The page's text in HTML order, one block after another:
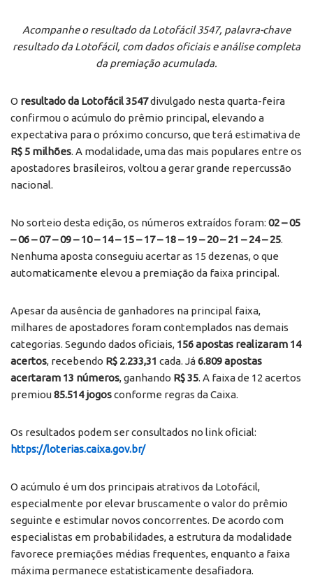
Acompanhe o resultado da Lotofácil 3547, palavra-chave
resultado da Lotofácil, com dados oficiais e análise completa
da premiação acumulada.
O resultado da Lotofácil 3547divulgado nesta quarta-feira
confirmou o acúmulo do prêmio principal, elevando a
expectativa para o próximo concurso, que terá estimativa de
R$ 5 milhões. A modalidade, uma das mais populares entre os
apostadores brasileiros, voltou a gerar grande repercussão
nacional.
No sorteio desta edição, os números extraídos foram: 02 – 05
– 06 – 07 – 09 – 10 – 14 – 15 – 17 – 18 – 19 – 20 – 21 – 24 – 25.
Nenhuma aposta conseguiu acertar as 15 dezenas, o que
automaticamente elevou a premiação da faixa principal.
Apesar da ausência de ganhadores na principal faixa,
milhares de apostadores foram contemplados nas demais
categorias. Segundo dados oficiais, 156 apostas realizaram 14
acertos, recebendo R$ 2.233,31 cada. Já6.809 apostas
acertaram 13 números, ganhando R$ 35. A faixa de 12 acertos
premiou85.514 jogosconforme regras da Caixa.
Os resultados podem ser consultados no link oficial:
https://loterias.caixa.gov.br/
O acúmulo é um dos principais atrativos da Lotofácil,
especialmente por elevar bruscamente o valor do prêmio
seguinte e estimular novos concorrentes. De acordo com
especialistas em probabilidades, a estrutura da modalidade
favorece premiações médias frequentes, enquanto a faixa
máxima permanece estatisticamente desafiadora.